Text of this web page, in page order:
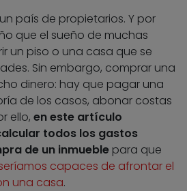
país de propietarios. Y por
que el sueño de muchas
un piso o una casa que se
Sin embargo, comprar una
dinero: hay que pagar una
de los casos, abonar costas
ello, en este artículo
todos los gastos
de un inmueble para que
capaces de afrontar el
una casa.